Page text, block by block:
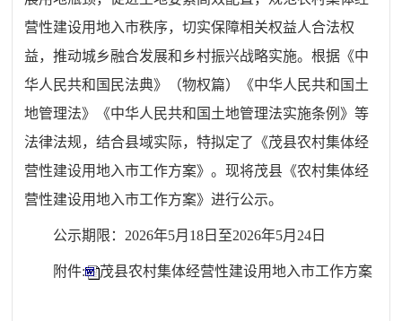
营性建设用地入市秩序，切实保障相关权益人合法权
益，推动城乡融合发展和乡村振兴战略实施。根据《中
华人民共和国民法典》（物权篇）《中华人民共和国土
地管理法》《中华人民共和国土地管理法实施条例》等
法律法规，结合县域实际，特拟定了 《茂县农村集体经
营性建设用地入市工作方案》。现将茂县 《农村集体经
营性建设用地入市工作方案》进行公示。
公示期限：2026年5月18日至2026年5月24日
附件: 茂县农村集体经营性建设用地入市工作方案